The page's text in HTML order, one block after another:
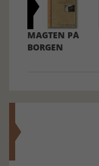
MAGTEN PÅ
BORGEN